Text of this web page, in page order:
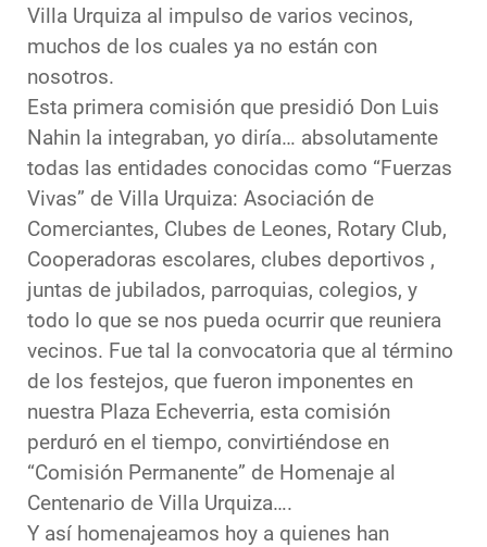
Villa Urquiza al impulso de varios vecinos,
muchos de los cuales ya no están con
nosotros.
Esta primera comisión que presidió Don Luis
Nahin la integraban, yo diría… absolutamente
todas las entidades conocidas como “Fuerzas
Vivas” de Villa Urquiza: Asociación de
Comerciantes, Clubes de Leones, Rotary Club,
Cooperadoras escolares, clubes deportivos ,
juntas de jubilados, parroquias, colegios, y
todo lo que se nos pueda ocurrir que reuniera
vecinos. Fue tal la convocatoria que al término
de los festejos, que fueron imponentes en
nuestra Plaza Echeverria, esta comisión
perduró en el tiempo, convirtiéndose en
“Comisión Permanente” de Homenaje al
Centenario de Villa Urquiza….
Y así homenajeamos hoy a quienes han